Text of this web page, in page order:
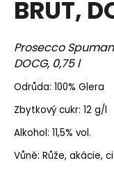
BRUT,
Prosecco
DOCG, 0,75 l
Odrůda: 100% Glera
Zbytkový cukr: 12 g/l
Alkohol: 11,5% vol.
Vůně: Růže, akácie,
a
í
t
?